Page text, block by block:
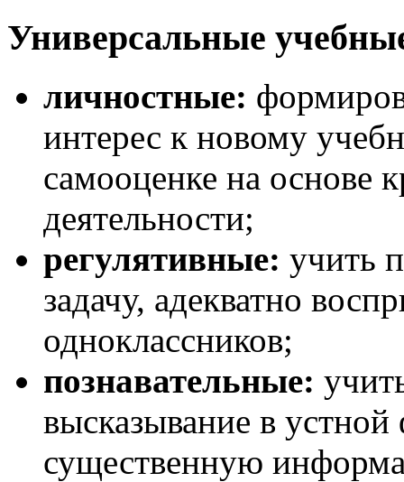
Универсальные
личностные:
интерес к новому
самооценке на основе
деятельности;
регулятивные: учить
задачу, адекватно
одноклассников;
познавательные:
высказывание в
существенную